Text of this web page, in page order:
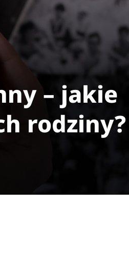
– jakie
rodziny?